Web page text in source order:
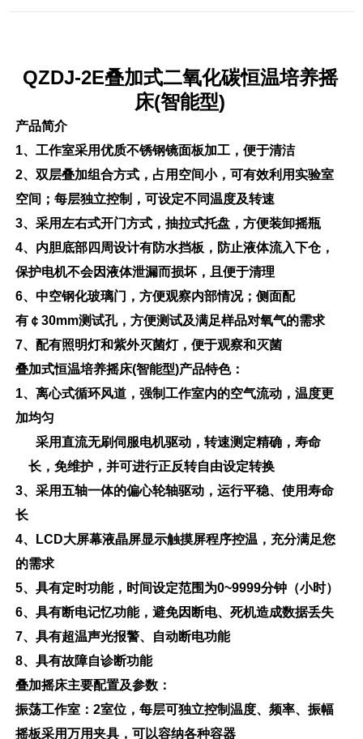
QZDJ-2E叠加式二氧化碳恒温培养摇
床(智能型)
产品简介
1、工作室采用优质不锈钢镜面板加工，便于清洁
2、双层叠加组合方式，占用空间小，可有效利用实验室
空间；每层独立控制，可设定不同温度及转速
3、采用左右式开门方式，抽拉式托盘，方便装卸摇瓶
4、内胆底部四周设计有防水挡板，防止液体流入下仓，
保护电机不会因液体泄漏而损坏，且便于清理
6、中空钢化玻璃门，方便观察内部情况；侧面配
有￠30mm测试孔，方便测试及满足样品对氧气的需求
7、配有照明灯和紫外灭菌灯，便于观察和灭菌
叠加式恒温培养摇床(智能型)产品特色：
1、离心式循环风道，强制工作室内的空气流动，温度更
加均匀
、采用直流无刷伺服电机驱动，转速测定精确，寿命
长，免维护，并可进行正反转自由设定转换
3、采用五轴一体的偏心轮轴驱动，运行平稳、使用寿命
长
4、 LCD大屏幕液晶屏显示触摸屏程序控温，充分满足您
的需求
5、具有定时功能，时间设定范围为0~9999分钟（小时）
6、具有断电记忆功能，避免因断电、死机造成数据丢失
7、具有超温声光报警、自动断电功能
8、具有故障自诊断功能
叠加摇床主要配置及参数：
振荡工作室：2室位，每层可独立控制温度、频率、振幅
摇板采用万用夹具 ，可以容纳各种容器